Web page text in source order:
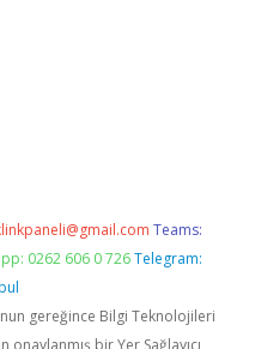
Teams:
0262 606 0 726 Telegram:
gereğince Bilgi Teknolojileri
bir Yer Sağlayıcı